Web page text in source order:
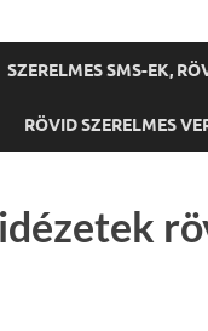
SZERELMES SMS-EK,
RÖVID SZERELMES